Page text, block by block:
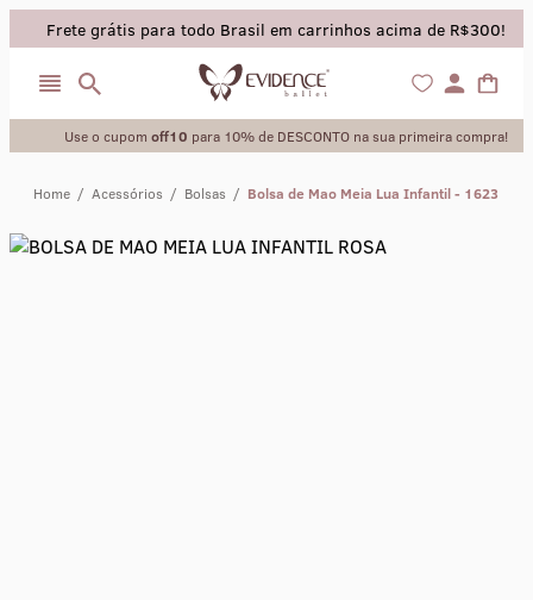
Frete grátis para todo Brasil em carrinhos acima de R$300!
Use o cupom off10 para 10% de DESCONTO na sua primeira compra!
Home / Acessórios / Bolsas / Bolsa de Mao Meia Lua Infantil - 1623